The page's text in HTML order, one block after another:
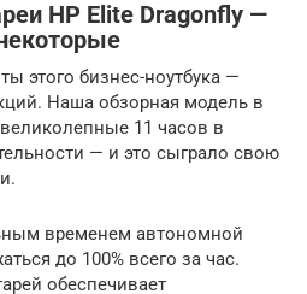
HP Elite Dragonfly —
этого бизнес-ноутбука —
Наша обзорная модель в
11 часов в
— и это сыграло свою
временем автономной
до 100% всего за час.
обеспечивает